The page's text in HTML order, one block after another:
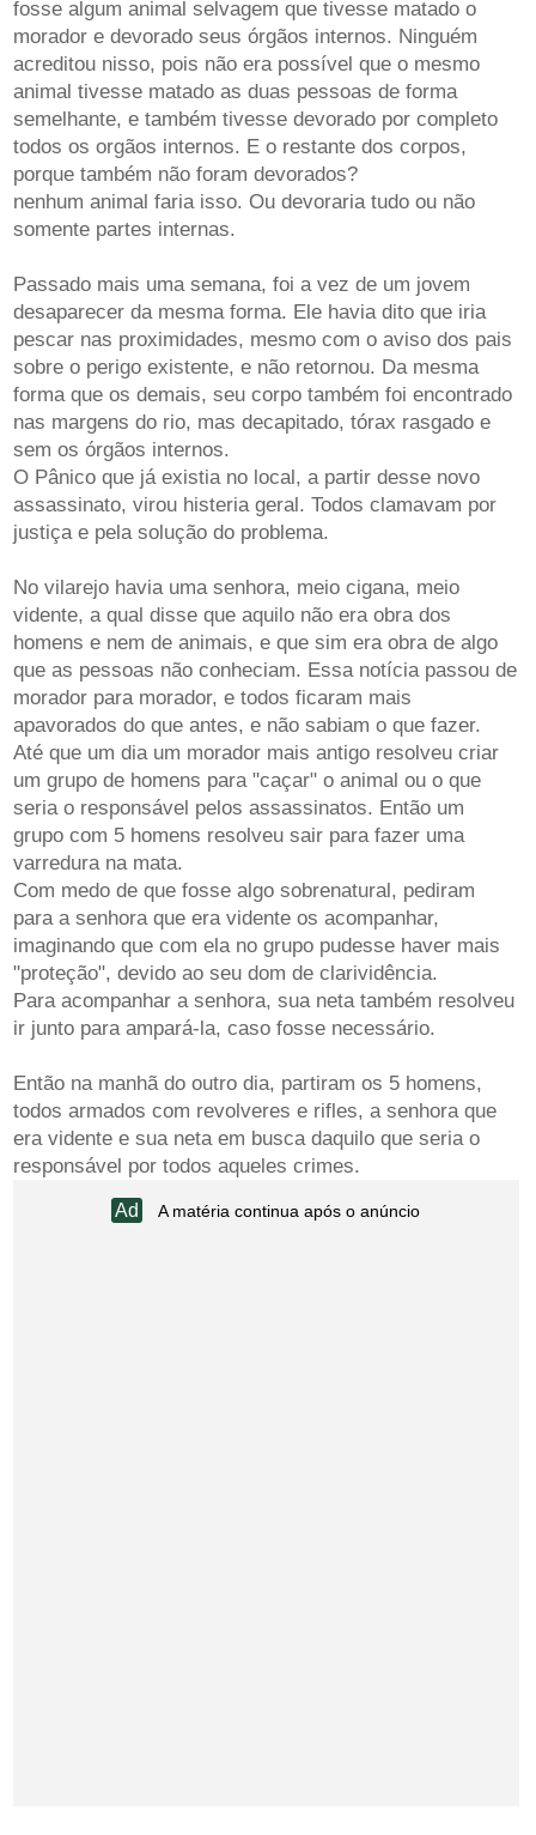
fosse algum animal selvagem que tivesse matado o
morador e devorado seus órgãos internos. Ninguém
acreditou nisso, pois não era possível que o mesmo
animal tivesse matado as duas pessoas de forma
semelhante, e também tivesse devorado por completo
todos os orgãos internos. E o restante dos corpos,
porque também não foram devorados?
nenhum animal faria isso. Ou devoraria tudo ou não
somente partes internas.
Passado mais uma semana, foi a vez de um jovem
desaparecer da mesma forma. Ele havia dito que iria
pescar nas proximidades, mesmo com o aviso dos pais
sobre o perigo existente, e não retornou. Da mesma
forma que os demais, seu corpo também foi encontrado
nas margens do rio, mas decapitado, tórax rasgado e
sem os órgãos internos.
O Pânico que já existia no local, a partir desse novo
assassinato, virou histeria geral. Todos clamavam por
justiça e pela solução do problema.
No vilarejo havia uma senhora, meio cigana, meio
vidente, a qual disse que aquilo não era obra dos
homens e nem de animais, e que sim era obra de algo
que as pessoas não conheciam. Essa notícia passou de
morador para morador, e todos ficaram mais
apavorados do que antes, e não sabiam o que fazer.
Até que um dia um morador mais antigo resolveu criar
um grupo de homens para "caçar" o animal ou o que
seria o responsável pelos assassinatos. Então um
grupo com 5 homens resolveu sair para fazer uma
varredura na mata.
Com medo de que fosse algo sobrenatural, pediram
para a senhora que era vidente os acompanhar,
imaginando que com ela no grupo pudesse haver mais
"proteção", devido ao seu dom de clarividência.
Para acompanhar a senhora, sua neta também resolveu
ir junto para ampará-la, caso fosse necessário.
Então na manhã do outro dia, partiram os 5 homens,
todos armados com revolveres e rifles, a senhora que
era vidente e sua neta em busca daquilo que seria o
responsável por todos aqueles crimes.
A matéria continua após o anúncio